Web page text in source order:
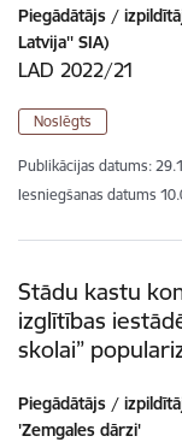
Piegādātājs /
Latvija'' SIA)
LAD 2022/21
Noslēgts
Publikācijas datums:
Iesniegšanas datums
Stādu kastu
izglītības
skolai”
Piegādātājs /
'Zemgales dārzi'